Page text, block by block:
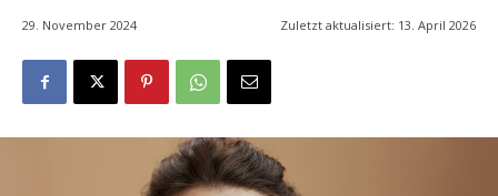
29. November 2024 Zuletzt aktualisiert: 13. April 2026